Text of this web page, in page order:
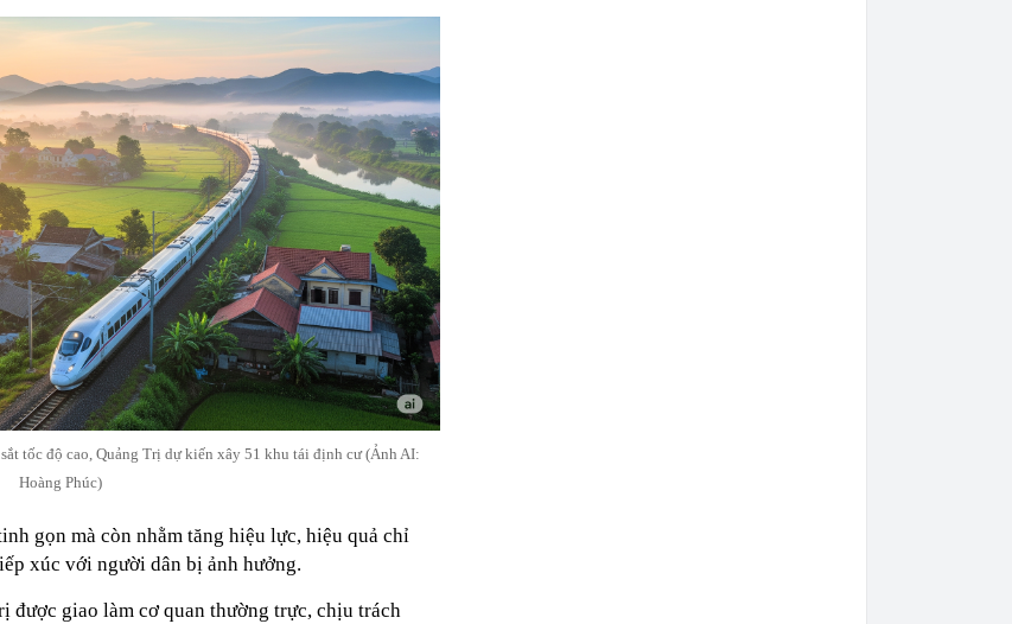
tốc độ cao, Quảng Trị dự kiến xây 51 khu tái định cư (Ảnh AI:
Hoàng Phúc)
gọn mà còn nhằm tăng hiệu lực, hiệu quả chỉ
xúc với người dân bị ảnh hưởng.
được giao làm cơ quan thường trực, chịu trách